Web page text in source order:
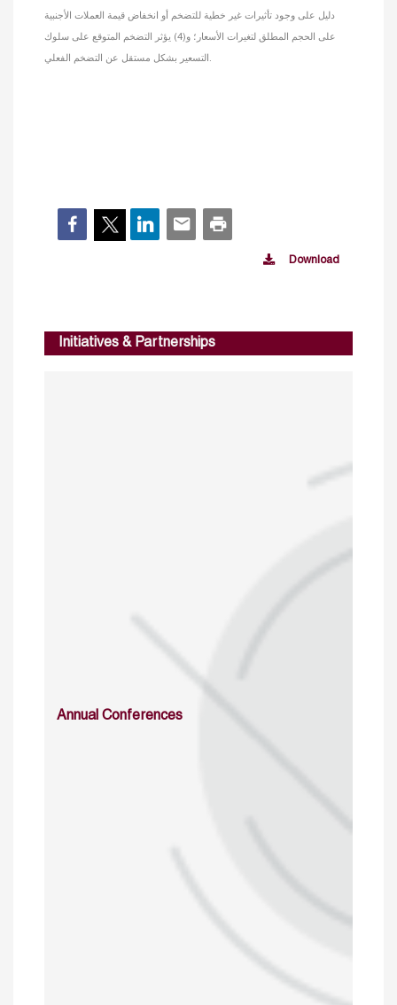
دليل على وجود تأثيرات غير خطية للتضخم أو انخفاض قيمة العملات الأجنبية
على الحجم المطلق لتغيرات الأسعار؛ و(4) يؤثر التضخم المتوقع على سلوك
Download
Initiatives & Partnerships
Annual Conferences